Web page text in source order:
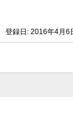
登録日: 2016年4月6